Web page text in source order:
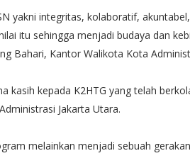
yakni integritas, kolaboratif,
itu sehingga menjadi budaya dan
Bahari, Kantor Walikota Kota
kasih kepada K2HTG yang telah
Jakarta Utara.
melainkan menjadi sebuah